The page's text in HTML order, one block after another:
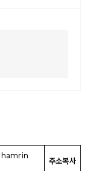
주소복사